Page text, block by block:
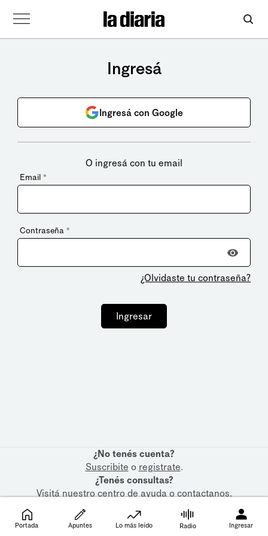
Ingresá
Ingresá con Google
O ingresá con tu email
Email *
Contraseña *
¿Olvidaste tu contraseña?
Ingresar
¿No tenés cuenta?
Suscribite o registrate.
¿Tenés consultas?
Visitá nuestrocentro de ayudaocontactanos.
Portada Apuntes Lo más leído Radio Ingresar